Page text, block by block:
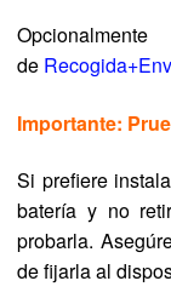
de
Importante:
Si prefiere
batería y no
probarla.
de fijarla al